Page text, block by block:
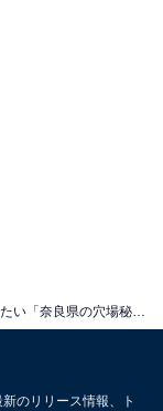
のリリース情報、ト